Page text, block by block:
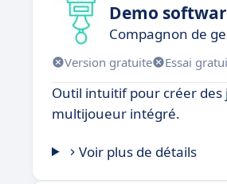
Demo
Compagnon de
Version gratuite Essai
Outil intuitif pour créer
multijoueur intégré.
Voir plus de détails